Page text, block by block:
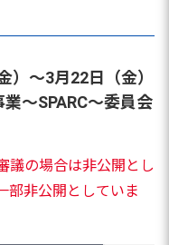
）～3月22日（金）
～SPARC～委員会
議の場合は非公開とし
部非公開としていま